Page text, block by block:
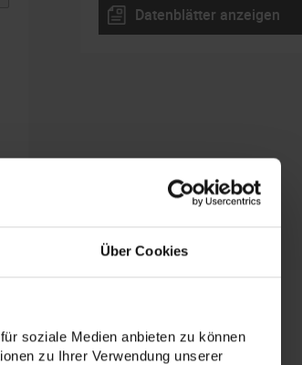
Über Cookies
soziale Medien anbieten zu können
zu Ihrer Verwendung unserer
Datenblätter anzeigen